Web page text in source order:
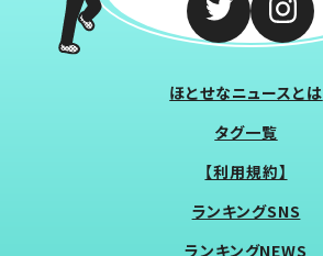
ほとせなニュースとは
タグ一覧
【利用規約】
ランキングSNS
ランキングNEWS